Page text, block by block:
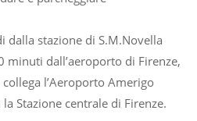
dalla stazione di S.M.Novella
minuti dall’aeroporto di Firenze,
l’Aeroporto Amerigo
Stazione centrale di Firenze.